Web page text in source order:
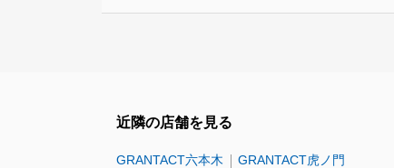
近隣の店舗を見る
GRANTACT六本木 GRANTACT虎ノ門